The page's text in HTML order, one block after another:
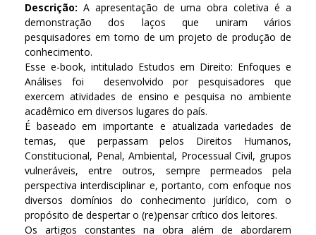
Descrição: A apresentação de uma obra coletiva é a
demonstração dos laços que uniram vários
pesquisadores em torno de um projeto de produção de
conhecimento.
Esse e-book, intitulado Estudos em Direito: Enfoques e
Análises foi desenvolvido por pesquisadores que
exercem atividades de ensino e pesquisa no ambiente
acadêmico em diversos lugares do país.
É baseado em importante e atualizada variedades de
temas, que perpassam pelos Direitos Humanos,
Constitucional, Penal, Ambiental, Processual Civil, grupos
vulneráveis, entre outros, sempre permeados pela
perspectiva interdisciplinar e, portanto, com enfoque nos
diversos domínios do conhecimento jurídico, com o
propósito de despertar o (re)pensar crítico dos leitores.
Os artigos constantes na obra além de abordarem